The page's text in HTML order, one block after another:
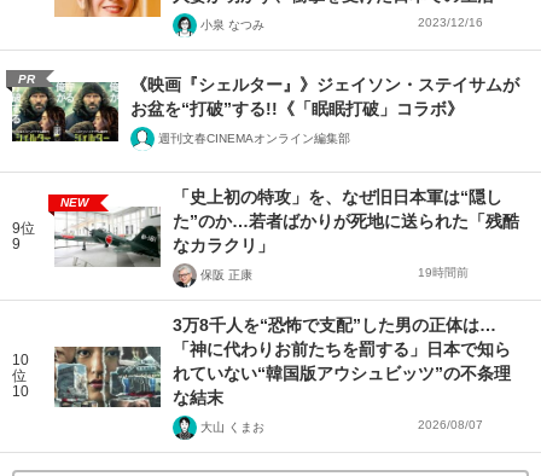
小泉 なつみ 2023/12/16
PR
《映画『シェルター』》ジェイソン・ステイサムが
お盆を“打破”する!!《「眠眠打破」コラボ》
週刊文春CINEMAオンライン編集部
9位
9
NEW
「史上初の特攻」を、なぜ旧日本軍は“隠し
た”のか…若者ばかりが死地に送られた「残酷
なカラクリ」
保阪 正康 19時間前
10
位
10
3万8千人を“恐怖で支配”した男の正体は…
「神に代わりお前たちを罰する」日本で知ら
れていない“韓国版アウシュビッツ”の不条理
な結末
大山 くまお 2026/08/07